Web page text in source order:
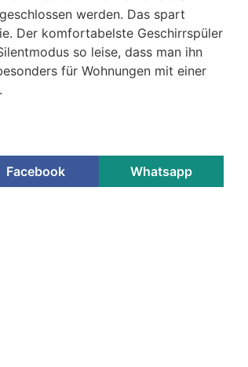
werden. Das spart
Der komfortabelste Geschirrspüler
so leise, dass man ihn
für Wohnungen mit einer
Facebook Whatsapp